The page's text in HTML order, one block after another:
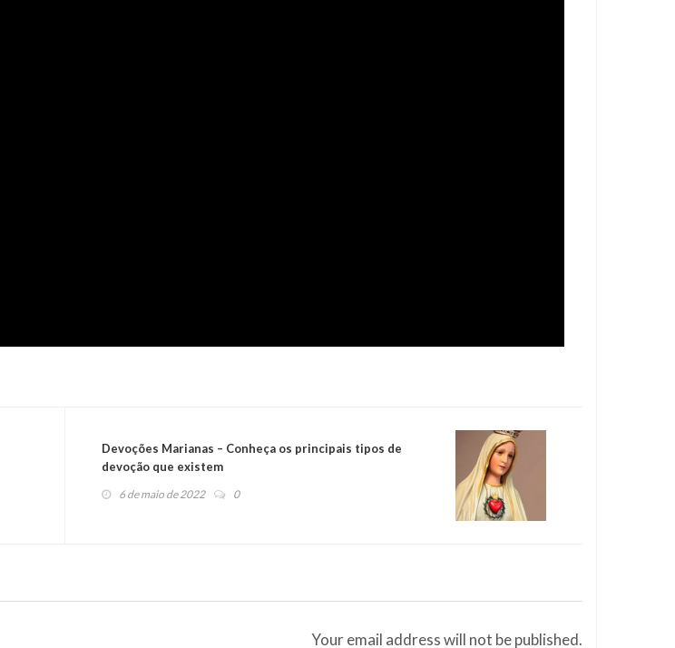
Devoções Marianas – Conheça os principais tipos de
devoção que existem
6 de maio de 2022 0
Your email address will not be published.